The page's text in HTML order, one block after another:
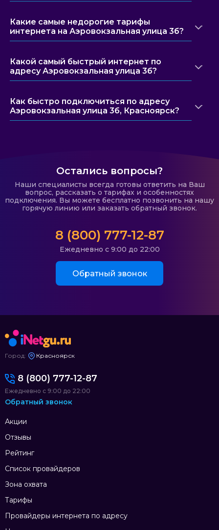
Какие самые недорогие тарифы
интернета на Аэровокзальная улица 3б?
Какой самый быстрый интернет по
адресу Аэровокзальная улица 3б?
Как быстро подключиться по адресу
Аэровокзальная улица 3б, Красноярск?
Остались вопросы?
Наши специалисты всегда готовы ответить на Ваш
вопрос, рассказать о тарифах и особенностях
подключения. Вы можете бесплатно позвонить на нашу
горячую линию или заказать обратный звонок.
8 (800) 777-12-87
Ежедневно с 9:00 до 22:00
Обратный звонок
Город: Красноярск
Акции
Отзывы
Рейтинг
Список провайдеров
Зона охвата
Тарифы
Провайдеры интернета по адресу
8 (800) 777-12-87
Ежедневно с 9:00 до 22:00
Обратный звонок